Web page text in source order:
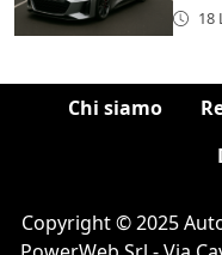
18
Chi siamo
Copyright © 2025